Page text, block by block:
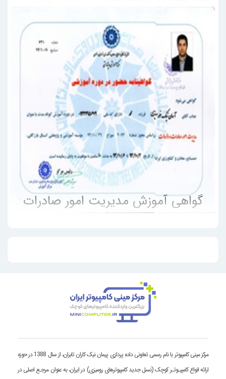
گواهی آموزش مدیریت امور صادرات
مرکز مینی کامپیوتر با نام رسمی تعاونی داده پردازی پیمان نیک کاران تابران، از سال 1388 در حوزه
ارائه انواع کامپیـوتـر کوچک (نسل جدید کامپیوترهای رومیزی) در ایران، به عنوان مرجـع اصلی در